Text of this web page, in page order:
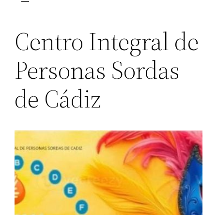
Centro Integral de
Personas Sordas
de Cádiz